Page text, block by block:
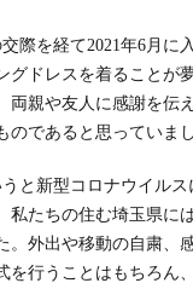
際を経て2021年6月に
グドレスを着ることが
両親や友人に感謝を伝
のであると思っていまし
うと新型コロナウイル
私たちの住む埼玉県に
。外出や移動の自粛、
を行うことはもちろん